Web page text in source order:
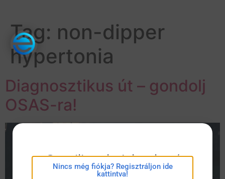
Tag: non-dipper
hypertonia
Diagnosztikus út – gondolj
OSAS-ra!
eConsilium bejelentkezés
Nincs még fiókja? Regisztráljon ide
kattintva!